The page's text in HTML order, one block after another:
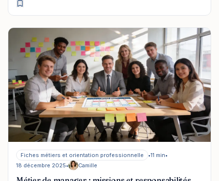
Fiches métiers et orientation professionnelle •11 min•
18 décembre 2025• Camille